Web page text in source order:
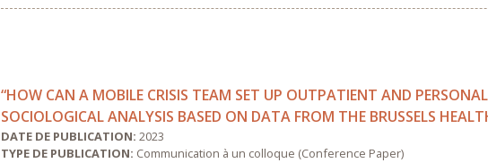
“HOW CAN A MOBILE CRISIS TEAM SET UP OUTPATIENT AND
SOCIOLOGICAL ANALYSIS BASED ON DATA FROM THE BRUSSELS
DATE DE PUBLICATION: 2023
TYPE DE PUBLICATION: Communication à un colloque (Conference Paper)